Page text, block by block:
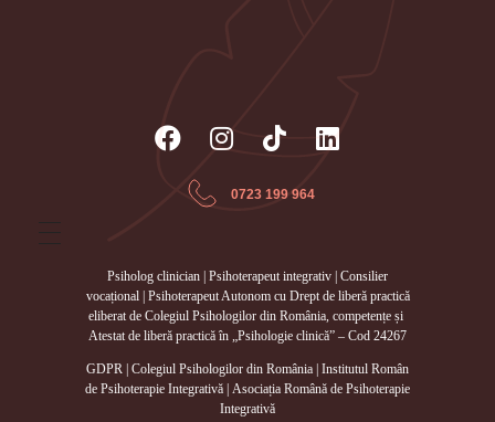
0723 199 964
Psiholog clinician | Psihoterapeut integrativ | Consilier
vocațional | Psihoterapeut Autonom cu Drept de liberă practică
eliberat de Colegiul Psihologilor din România, competențe și
Atestat de liberă practică în „Psihologie clinică” – Cod 24267
GDPR | Colegiul Psihologilor din România | Institutul Român
de Psihoterapie Integrativă | Asociația Română de Psihoterapie
Integrativă